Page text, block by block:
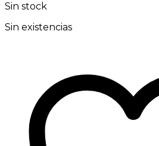
Sin stock
Sin existencias